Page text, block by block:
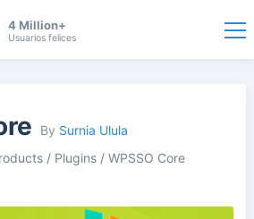
4 Million+
Usuarios felices
By Surnia Ulula
/ Plugins/ WPSSO Core